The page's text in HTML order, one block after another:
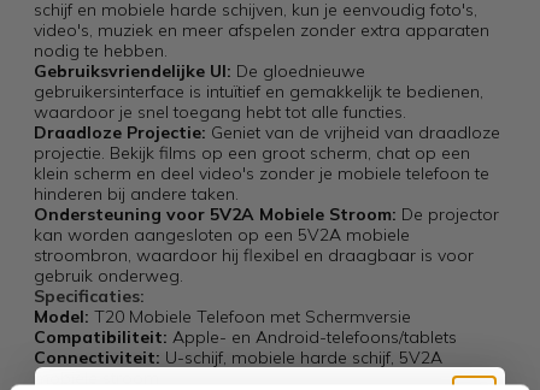
schijf en mobiele harde schijven, kun je eenvoudig foto's,
video's, muziek en meer afspelen zonder extra apparaten
nodig te hebben.
Gebruiksvriendelijke UI: De gloednieuwe
gebruikersinterface is intuïtief en gemakkelijk te bedienen,
waardoor je snel toegang hebt tot alle functies.
Draadloze Projectie: Geniet van de vrijheid van draadloze
projectie. Bekijk films op een groot scherm, chat op een
klein scherm en deel video's zonder je mobiele telefoon te
hinderen bij andere taken.
Ondersteuning voor 5V2A Mobiele Stroom: De projector
kan worden aangesloten op een 5V2A mobiele
stroombron, waardoor hij flexibel en draagbaar is voor
gebruik onderweg.
Specificaties:
Model: T20 Mobiele Telefoon met Schermversie
Compatibiliteit: Apple- en Android-telefoons/tablets
Connectiviteit: U-schijf, mobiele harde schijf, 5V2A
mobiele stroom